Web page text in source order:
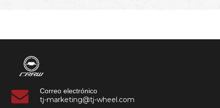
Correo electrónico
tj-marketing@tj-wheel.com